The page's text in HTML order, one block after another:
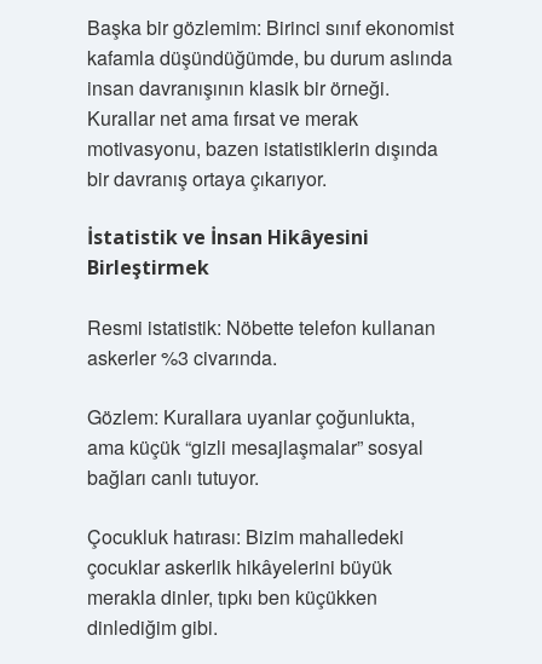
Başka bir gözlemim: Birinci sınıf ekonomist
kafamla düşündüğümde, bu durum aslında
insan davranışının klasik bir örneği.
Kurallar net ama fırsat ve merak
motivasyonu, bazen istatistiklerin dışında
bir davranış ortaya çıkarıyor.
İstatistik ve İnsan Hikâyesini
Birleştirmek
Resmi istatistik: Nöbette telefon kullanan
askerler %3 civarında.
Gözlem: Kurallara uyanlar çoğunlukta,
ama küçük “gizli mesajlaşmalar” sosyal
bağları canlı tutuyor.
Çocukluk hatırası: Bizim mahalledeki
çocuklar askerlik hikâyelerini büyük
merakla dinler, tıpkı ben küçükken
dinlediğim gibi.